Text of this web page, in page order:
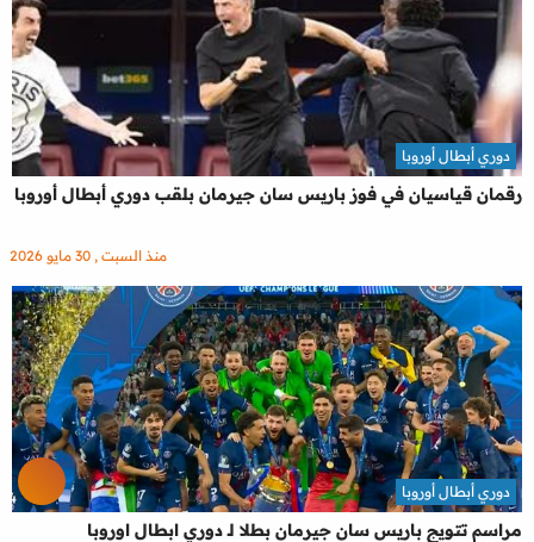
رقمان قياسيان في فوز باريس سان جيرمان بلقب دوري أبطال أوروبا
دوري أبطال أوروبا
منذ السبت , 30 مايو 2026
مراسم تتويج باريس سان جيرمان بطلا لـ دوري ابطال اوروبا
دوري أبطال أوروبا